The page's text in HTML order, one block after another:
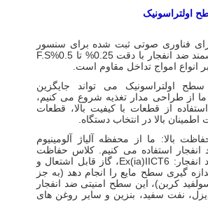
اولتراسونیک
فناوری صوتی ثبت شده برای سنسور
سطح اولتراسونیک هوشمند ضد انفجار با دقت 0.25% تا 0.5%F.S
انواع امواج تداخل مقاوم است.
اولتراسونیک می تواند جایگزین
ما از طراحی مدار تغذیه شروع می کنیم،
از قطعات با کیفیت بالا، قطعات
اطمینان بالا در انتخاب دستگاه.
بالا: ما از محفظه آلیاژ آلومینیوم
استفاده می کنیم. کلاس حفاظت
IP65 تا IP68. درجه ضد انفجار: Ex(ia)IICT6، گاز قابل اشتعال و
گیری سطح مایع را انجام دهد (به جز
کربن)، این سطح امنیتی ضد انفجار
نفت سفید، بنزین و سایر روغن های